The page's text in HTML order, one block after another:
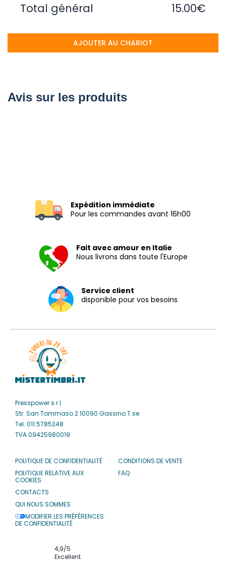
Avis sur les produits
Total général 15.00€
AJOUTER AU CHARIOT
Expédition immédiate
Pour les commandes avant 16h00
Fait avec amour en Italie
Nous livrons dans toute l'Europe
Service client
disponible pour vos besoins
Presspower s.r.l
Str. San Tommaso 2 10090 Gassino T.se
Tel: 011.5785248
TVA 09425980019
POLITIQUE DE CONFIDENTIALITÉ
POLITIQUE RELATIVE AUX
COOKIES
CONTACTS
QUI NOUS SOMMES
MODIFIER LES PRÉFÉRENCES
DE CONFIDENTIALITÉ
CONDITIONS DE VENTE
FAQ
4,9/5
Excellent